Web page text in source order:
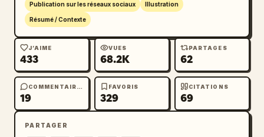
Publication sur les réseaux sociaux Illustration
Résumé / Contexte
J’AIME
433
VUES
68.2K
PARTAGES
62
COMMENTAIRES
19
FAVORIS
329
CITATIONS
69
PARTAGER